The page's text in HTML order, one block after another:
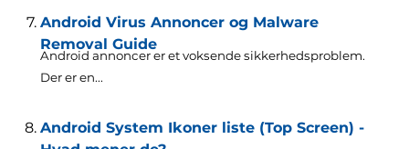
Android Virus Annoncer og Malware
Removal Guide
Android annoncer er et voksende sikkerhedsproblem.
Der er en...
Android System Ikoner liste (Top Screen) -